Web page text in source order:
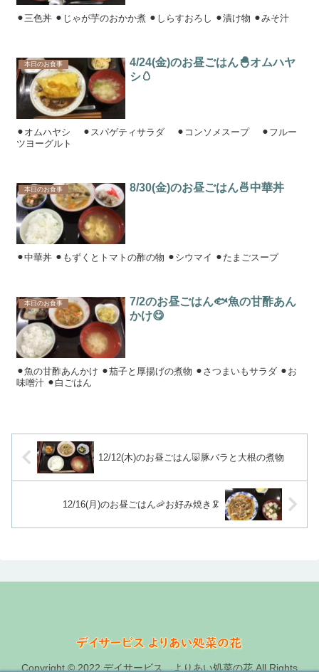
⚫︎三色丼 ⚫︎じゃが芋のおかか煮 ⚫︎しらすおろし ⚫︎漬け物 ⚫︎みそ汁
本日のお食事
4/24(金)のお昼ごはん🐣オムハヤ
シ🥚
⚫︎オムハヤシ ⚫︎スパゲティサラダ ⚫︎コンソメスープ ⚫︎フルー
ツヨーグルト
本日のお食事 8/30(金)のお昼ごはん🍜中華丼
⚫︎中華丼 ⚫︎もずくとトマトの酢の物 ⚫︎シウマイ ⚫︎たまごスープ
本日のお食事
7/2のお昼ごはん🐟魚の甘酢あん
かけ😋
⚫︎魚の甘酢あんかけ ⚫︎茄子と厚揚げの煮物 ⚫︎さつまいもサラダ ⚫︎お
味噌汁 ⚫︎白ごはん
12/12(木)のお昼ごはん🐷豚バラと大根の煮物
12/16(月)のお昼ごはん🦐お好み焼き🦑
Copyright © 2022 デイサービス よりあい処菜の花 All Rights